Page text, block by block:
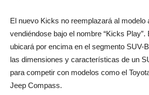
El nuevo Kicks no reemplazará al modelo
vendiéndose bajo el nombre “Kicks Play”.
ubicará por encima en el segmento SUV-
las dimensiones y características de un
para competir con modelos como el
Jeep Compass.